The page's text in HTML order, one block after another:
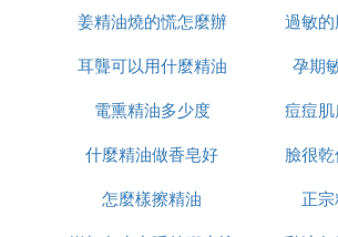
(6)韓後精油系列怎麼樣擴展閱讀：
韓後品牌發展：
2015年，韓後品牌的終端形象網點
2016年，韓後以133.19億元的品牌
2016年，韓後通過廣州市企業研發
姜精油燒的慌怎麼辦
過敏
耳聾可以用什麼精油
孕期
電熏精油多少度
痘痘
什麼精油做香皂好
臉很
怎麼樣擦精油
正